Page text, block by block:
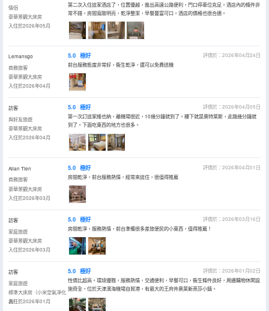
情侶
豪華景觀大床房
入住於2026年05月
第二次入住這家酒店了，位置優越，進出高速公路便利，門口停車位充足。酒店內的條件非
常不錯，房間寬敞明亮，乾淨整潔，早餐豐富可口。酒店的價格也很合適。
Lemansgo
商務旅客
豪華景觀大床房
入住於2026年04月
5.0 極好
評價於：2026年04月24日
前台服務態度非常好，衞生乾淨，還可以免費送機
訪客
與好友旅遊
豪華景觀大床房
入住於2026年04月
5.0 極好
評價於：2026年04月05日
第一次訂這家維也納，離機場很近，10幾分鐘就到了。樓下就是奧特萊斯，走路幾分鐘就
到了。下面吃東西的地方也很多。
Allan Tien
商務旅客
豪華景觀大床房
入住於2026年03月
5.0 極好
評價於：2026年04月01日
房間乾淨，前台服務熱情，經常來這住，很值得推薦
訪客
家庭旅遊
豪華景觀大床房
入住於2026年03月
5.0 極好
評價於：2026年03月16日
房間乾淨，服務熱情，前台準備很多差旅便民的小東西，值得推薦！
訪客
家庭旅遊
標準大床房（小米空氣凈化
器）
入住於2026年01月
5.0 極好
評價於：2026年01月02日
性價比超高。環境優雅，服務熱情，交通便利，早餐可口，衞生條件良好，周邊購物休閑設
施齊全，位於天津濱海機場自貿港，有最大的王府井奧萊新燕莎小鎮。